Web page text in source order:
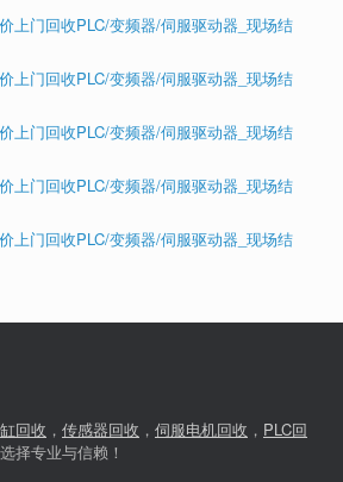
上门回收PLC/变频器/伺服驱动器_现场结
上门回收PLC/变频器/伺服驱动器_现场结
上门回收PLC/变频器/伺服驱动器_现场结
上门回收PLC/变频器/伺服驱动器_现场结
上门回收PLC/变频器/伺服驱动器_现场结
回收 ， 传感器回收 ， 伺服电机回收 ， PLC回
择专业与信赖！